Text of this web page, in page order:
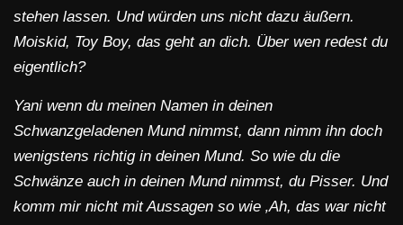
stehen lassen. Und würden uns nicht dazu äußern.
Moiskid, Toy Boy, das geht an dich. Über wen redest du
eigentlich?
Yani wenn du meinen Namen in deinen
Schwanzgeladenen Mund nimmst, dann nimm ihn doch
wenigstens richtig in deinen Mund. So wie du die
Schwänze auch in deinen Mund nimmst, du Pisser. Und
komm mir nicht mit Aussagen so wie ‚Ah, das war nicht